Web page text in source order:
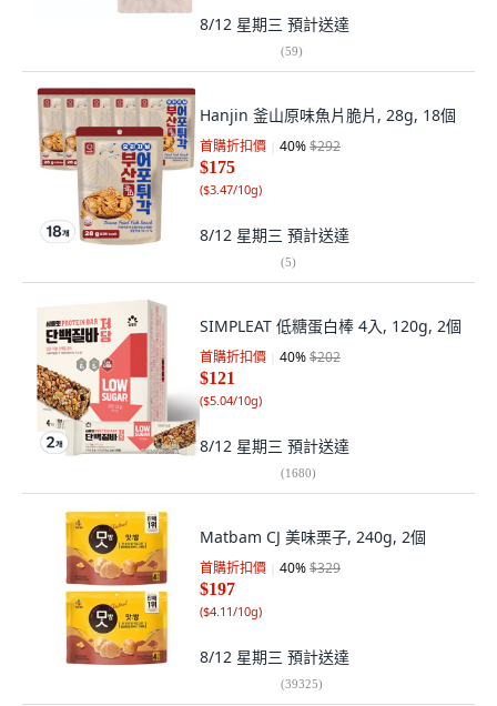
8/12 星期三 預計送達
(59)
Hanjin 釜山原味魚片脆片, 28g, 18個
首購折扣價 40%$292
$175
($3.47/10g)
8/12 星期三 預計送達
(5)
SIMPLEAT 低糖蛋白棒 4入, 120g, 2個
首購折扣價 40%$202
$121
($5.04/10g)
8/12 星期三 預計送達
(1680)
Matbam CJ 美味栗子, 240g, 2個
首購折扣價 40%$329
$197
($4.11/10g)
8/12 星期三 預計送達
(39325)